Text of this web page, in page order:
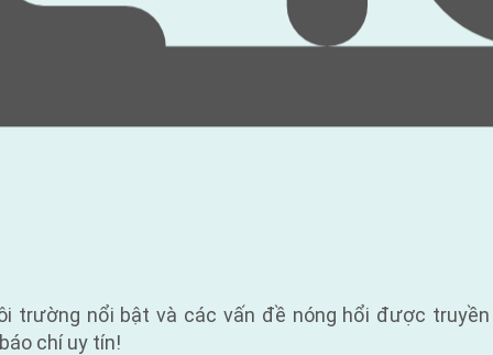
trường nổi bật và các vấn đề nóng hổi được
chí uy tín!